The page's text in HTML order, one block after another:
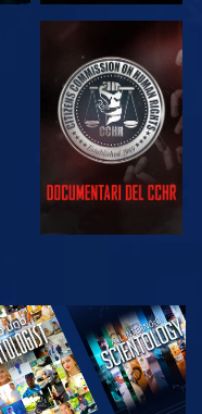
GUARDA
ESPLORA LE
SERIE